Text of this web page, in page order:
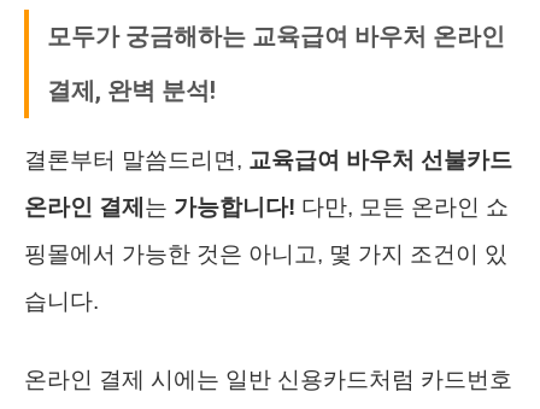
모두가 궁금해하는 교육급여 바우처 온라인
결제, 완벽 분석!
결론부터 말씀드리면, 교육급여 바우처 선불카드
온라인 결제 는 가능합니다! 다만, 모든 온라인 쇼
핑몰에서 가능한 것은 아니고, 몇 가지 조건이 있
습니다.
온라인 결제 시에는 일반 신용카드처럼 카드번호